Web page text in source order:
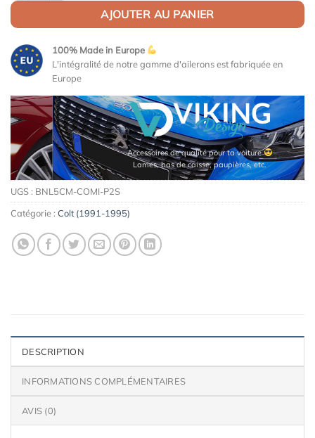
AJOUTER AU PANIER
100% Made in Europe
L'intégralité de notre gamme d'ailerons est fabriquée en
Europe
Accessoires de qualité pour ta voiture
Lames, bas de caisse, paupières, etc.
UGS : BNL5CM-COMI-P2S
Catégorie : Colt (1991-1995)
DESCRIPTION
INFORMATIONS COMPLÉMENTAIRES
AVIS (0)